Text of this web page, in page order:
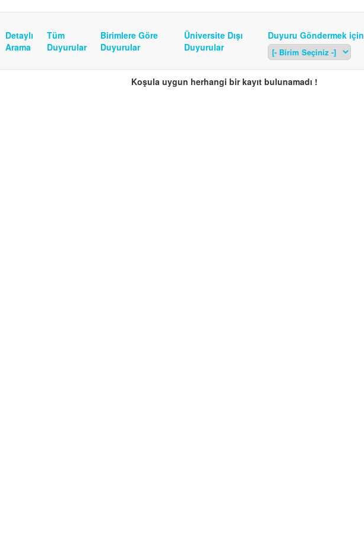
Detaylı
Arama
Tüm
Duyurular
Birimlere Göre
Duyurular
Üniversite Dışı
Duyurular
Duyuru Göndermek için
Koşula uygun herhangi bir kayıt bulunamadı !